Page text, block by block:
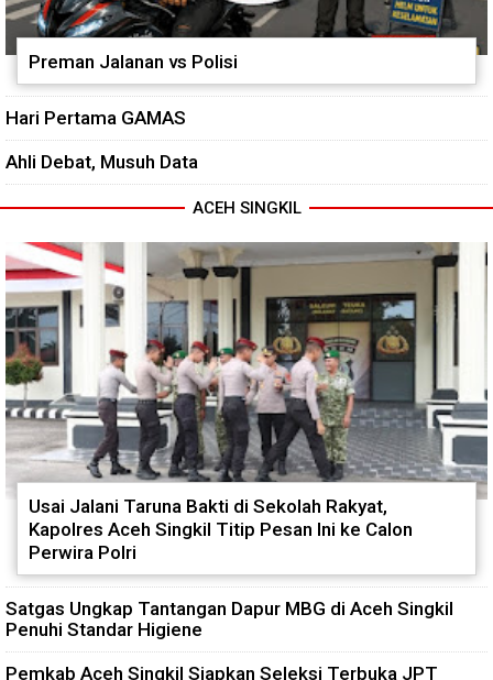
Preman Jalanan vs Polisi
Hari Pertama GAMAS
Ahli Debat, Musuh Data
ACEH SINGKIL
Usai Jalani Taruna Bakti di Sekolah Rakyat,
Kapolres Aceh Singkil Titip Pesan Ini ke Calon
Perwira Polri
Satgas Ungkap Tantangan Dapur MBG di Aceh Singkil
Penuhi Standar Higiene
Pemkab Aceh Singkil Siapkan Seleksi Terbuka JPT